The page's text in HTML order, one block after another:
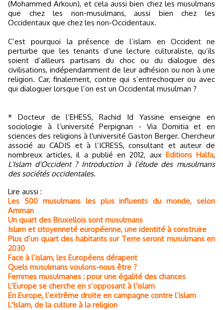
(Mohammed Arkoun), et cela aussi bien chez les musulmans
que chez les non-musulmans, aussi bien chez les
Occidentaux que chez les non-Occidentaux.
C’est pourquoi la présence de l’islam en Occident ne
perturbe que les tenants d’une lecture culturaliste, qu’ils
soient d’ailleurs partisans du choc ou du dialogue des
civilisations, indépendamment de leur adhésion ou non à une
religion. Car, finalement, contre qui s’entrechoquer ou avec
qui dialoguer lorsque l’on est un Occidental musulman ?
* Docteur de l’EHESS, Rachid Id Yassine enseigne en
sociologie à l’université Perpignan - Via Domitia et en
sciences des religions à l'université Gaston Berger. Chercheur
associé au CADIS et à l’ICRESS, consultant et auteur de
nombreux articles, il a publié en 2012, aux Editions Halfa,
L'Islam d'Occident ? Introduction à l'étude des musulmans
des sociétés occidentales.
Lire aussi :
Les 500 musulmans les plus influents du monde, selon
Amman
Un quart des Bruxellois sont musulmans
Islam et citoyenneté européenne, une identité à construire
Plus d’un quart des habitants sur Terre seront musulmans en
2030
Face à l’islam, les Européens dérapent
Quels musulmans voulons-nous être ?
Femmes musulmanes : pour une égalité des chances
L’Europe se cherche en s’opposant à l’islam
En Europe, l’extrême droite en campagne contre l’islam
L'Islam, de la culture à la religion